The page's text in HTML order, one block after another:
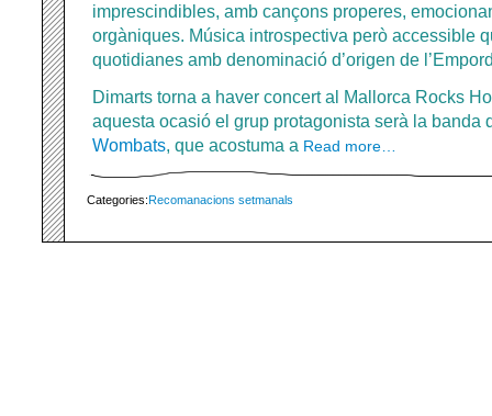
imprescindibles, amb cançons properes,
orgàniques. Música introspectiva però accessible
quotidianes amb denominació d’origen de
Dimarts torna a haver concert al Mallorca Rocks
aquesta ocasió el grup protagonista serà la banda
Wombats, que acostuma a Read more…
Categories:Recomanacions setmanals